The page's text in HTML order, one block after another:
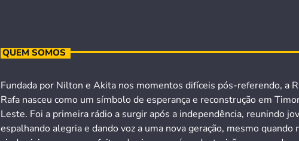
QUEM SOMOS
Fundada por Nilton e Akita nos momentos difíceis pós-referendo, a
Rafa nasceu como um símbolo de esperança e reconstrução em
Leste. Foi a primeira rádio a surgir após a independência, reunindo
espalhando alegria e dando voz a uma nova geração, mesmo quando